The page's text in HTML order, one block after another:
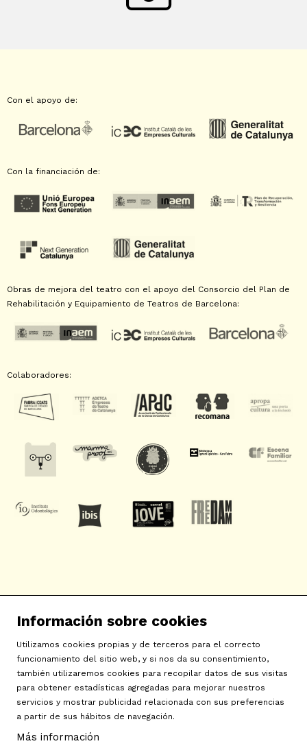
Con el apoyo de:
Con la financiación de:
Obras de mejora del teatro con el apoyo del Consorcio del Plan de
Rehabilitación y Equipamiento de Teatros de Barcelona:
Colaboradores:
c/ Neopàtria, 54
08030 Barcelona
info@sat-teatre.cat | 933457930
Sitemap | Aviso Legal | Uso de Cookies | Contactar
Política de privacidad
| Declaración de accesibilidad
Información sobre cookies
Utilizamos cookies propias y de terceros para el correcto
funcionamiento del sitio web, y si nos da su consentimiento,
también utilizaremos cookies para recopilar datos de sus visitas
para obtener estadísticas agregadas para mejorar nuestros
servicios y mostrar publicidad relacionada con sus preferencias
a partir de sus hábitos de navegación.
Más información